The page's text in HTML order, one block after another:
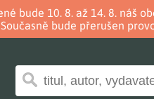
bude 10. 8. až 14. 8. náš
bude přerušen